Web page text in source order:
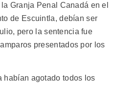
Granja Penal Canadá en el
de Escuintla, debían ser
pero la sentencia fue
presentados por los
habían agotado todos los